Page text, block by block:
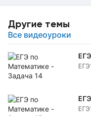
Другие темы
Все видеоуроки
ЕГЭ
ЕГЭ